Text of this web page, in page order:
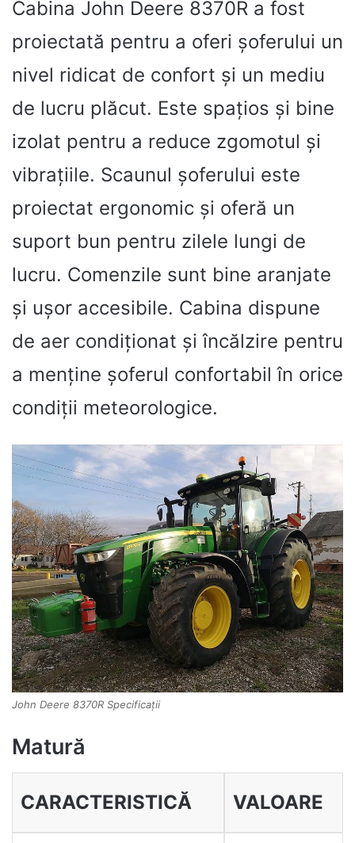
Cabina John Deere 8370R a fost
proiectată pentru a oferi șoferului un
nivel ridicat de confort și un mediu
de lucru plăcut. Este spațios și bine
izolat pentru a reduce zgomotul și
vibrațiile. Scaunul șoferului este
proiectat ergonomic și oferă un
suport bun pentru zilele lungi de
lucru. Comenzile sunt bine aranjate
și ușor accesibile. Cabina dispune
de aer condiționat și încălzire pentru
a menține șoferul confortabil în orice
condiții meteorologice.
John Deere 8370R Specificații
Matură
CARACTERISTICĂ VALOARE